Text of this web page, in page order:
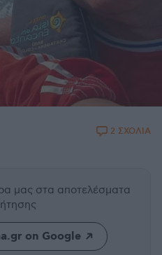
2 ΣΧΟΛΙΑ
μας στα αποτελέσματα
on Google